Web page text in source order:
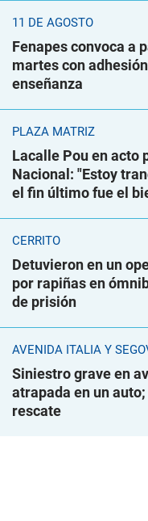
11 DE AGOSTO
Fenapes convoca a
martes con
enseñanza
PLAZA MATRIZ
Lacalle Pou en acto
Nacional: "Estoy
el fin último fue el
CERRITO
Detuvieron en un
por rapiñas en
de prisión
AVENIDA ITALIA Y
Siniestro grave en
atrapada en un
rescate